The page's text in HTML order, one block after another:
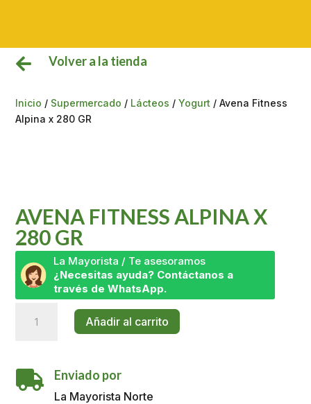
 Volver a la tienda
Inicio / Supermercado / Lácteos /Yogurt / Avena Fitness
Alpina x 280 GR
AVENA FITNESS ALPINA X
280 GR
La Mayorista / Te asesoramos
¿Necesitas ayuda? Contáctanos a
través de WhatsApp.
Fitness
280
GR
Añadir al carrito
 Enviado por
La Mayorista Norte